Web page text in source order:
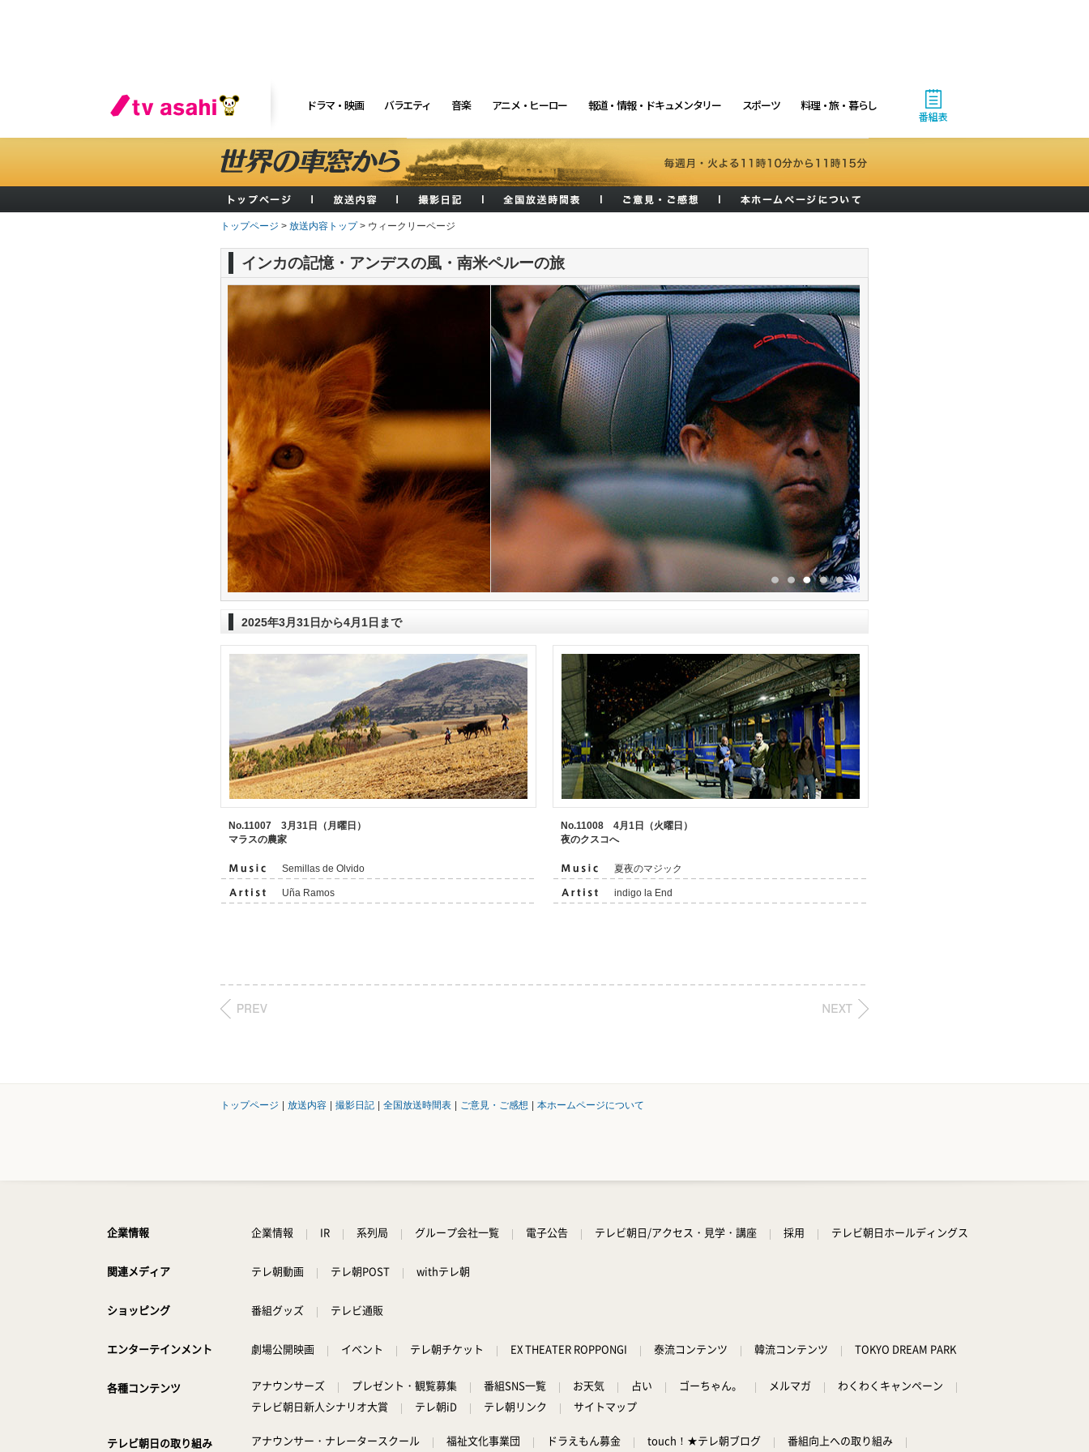
ドラマ・映画 バラエティ 音楽 アニメ・ヒーロー 報道・情報・ドキュメンタリー スポーツ 料理・旅・暮らし
番組表
トップページ > 放送内容トップ> ウィークリーページ
インカの記憶・アンデスの風・南米ペルーの旅
2025年3月31日から4月1日まで
No.11007 3月31日（月曜日）
マラスの農家
Semillas de Olvido
Uña Ramos
No.11008 4月1日（火曜日）
夜のクスコへ
夏夜のマジック
indigo la End
トップページ 放送内容 撮影日記 全国放送時間表 ご意見・ご感想 本ホームページについて
企業情報 企業情報 IR 系列局 グループ会社一覧 電子公告 テレビ朝日/アクセス・見学・講座 採用 テレビ朝日ホールディングス
関連メディア テレ朝動画 テレ朝POST withテレ朝
ショッピング 番組グッズ テレビ通販
エンターテインメント 劇場公開映画 イベント テレ朝チケット EX THEATER ROPPONGI 泰流コンテンツ 韓流コンテンツ TOKYO DREAM PARK
各種コンテンツ アナウンサーズ プレゼント・観覧募集 番組SNS一覧 お天気 占い ゴーちゃん。 メルマガ
わくわくキャンペーン
テレビ朝日新人シナリオ大賞
テレ朝iD テレ朝リンク サイトマップ
テレビ朝日の取り組み アナウンサー・ナレータースクール 福祉文化事業団 ドラえもん募金 touch！★テレ朝ブログ 番組向上への取り組み